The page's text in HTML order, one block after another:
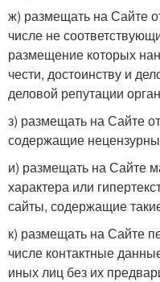
ж) размещать на Сайте
числе не
размещение которых
чести, достоинству и
деловой репутации
з) размещать на Сайте
содержащие
и) размещать на Сайте
характера или
сайты, содержащие
к) размещать на Сайте
числе контактные
иных лиц без их